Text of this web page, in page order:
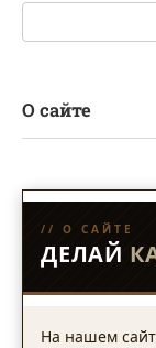
Поиск:
О сайте
// О САЙТЕ
ДЕЛАЙ
На нашем